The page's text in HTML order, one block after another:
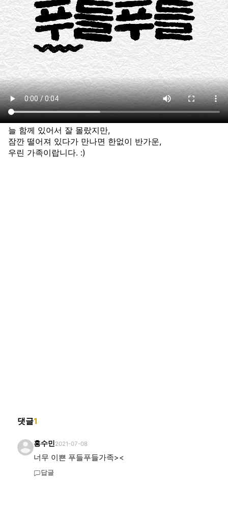
늘 함께 있어서 잘 몰랐지만,
잠깐 떨어져 있다가 만나면 한없이 반가운,
우린 가족이랍니다. :)
댓글1
홍수민 2021-07-08
너무 이쁜 푸들푸들가족><
답글